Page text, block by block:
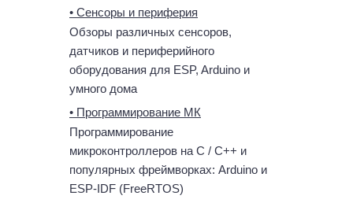
• Сенсоры и периферия
Обзоры различных сенсоров,
датчиков и периферийного
оборудования для ESP, Arduino и
умного дома
• Программирование МК
Программирование
микроконтроллеров на C / C++ и
популярных фреймворках: Arduino и
ESP-IDF (FreeRTOS)